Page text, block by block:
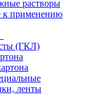
растворы
к применению
(ГКЛ)
ленты